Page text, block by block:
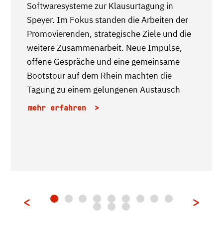
Softwaresysteme zur Klausurtagung in
Speyer. Im Fokus standen die Arbeiten der
Promovierenden, strategische Ziele und die
weitere Zusammenarbeit. Neue Impulse,
offene Gespräche und eine gemeinsame
Bootstour auf dem Rhein machten die
Tagung zu einem gelungenen Austausch
mehr erfahren